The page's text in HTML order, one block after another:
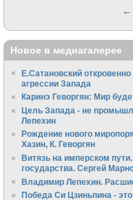
←
Новое в медиагалерее
Е.Сатановский
агрессии Запада
Каринэ Геворгян: Мир
Цель Запада - не
Лепехин
Рождение нового
Хазин, К. Геворгян
Витязь на имперском
государства. Сергей
Владимир Лепехин.
Победа Си Цзиньпина -